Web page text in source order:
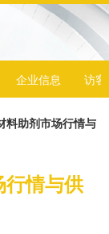
企业信息 访客
料助剂市场行情与
行情与供